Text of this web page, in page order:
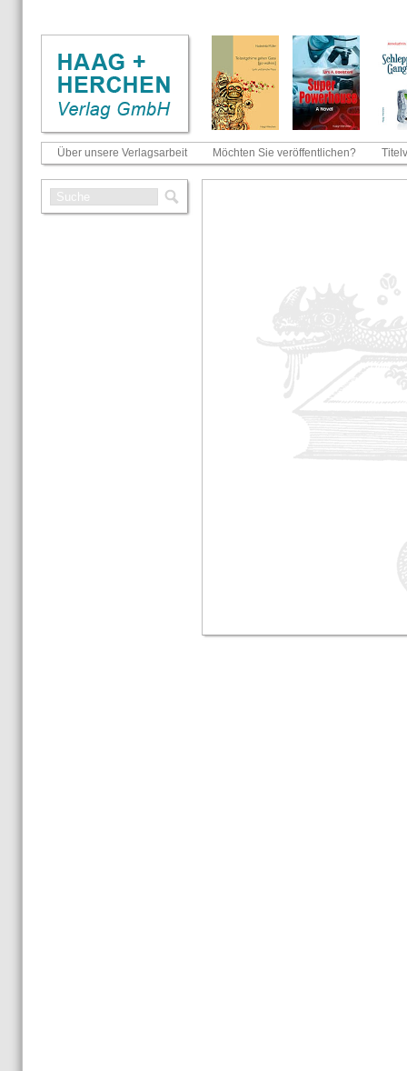
Über unsere Verlagsarbeit Möchten Sie veröffentlichen?